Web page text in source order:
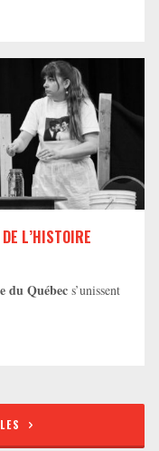
L’HISTOIRE
du Québec s’unissent